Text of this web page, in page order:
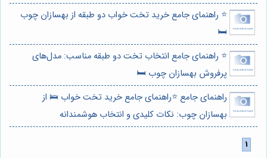
⭐️ راهنمای جامع خرید تخت خواب دو طبقه از بهسازان چوب
🛏️
⭐️ راهنمای جامع انتخاب تخت دو طبقه مناسب: مدل‌های
پرفروش بهسازان چوب 🛏️
راهنمای جامع ⭐️راهنمای جامع خرید تخت خواب 🛌 از
بهسازان چوب: نکات کلیدی و انتخاب هوشمندانه